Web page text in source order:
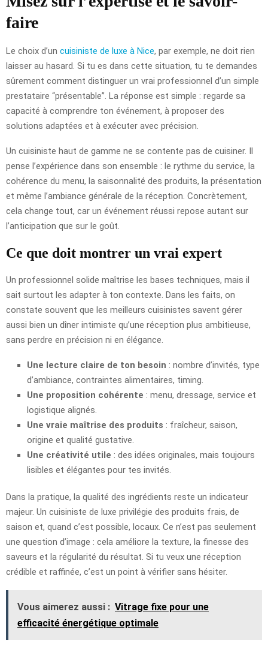
faire
Le choix d’un cuisiniste de luxe à Nice, par exemple, ne doit rien
laisser au hasard. Si tu es dans cette situation, tu te demandes
sûrement comment distinguer un vrai professionnel d’un simple
prestataire “présentable”. La réponse est simple : regarde sa
capacité à comprendre ton événement, à proposer des
solutions adaptées et à exécuter avec précision.
Un cuisiniste haut de gamme ne se contente pas de cuisiner. Il
pense l’expérience dans son ensemble : le rythme du service, la
cohérence du menu, la saisonnalité des produits, la présentation
et même l’ambiance générale de la réception. Concrètement,
cela change tout, car un événement réussi repose autant sur
l’anticipation que sur le goût.
Ce que doit montrer un vrai expert
Un professionnel solide maîtrise les bases techniques, mais il
sait surtout les adapter à ton contexte. Dans les faits, on
constate souvent que les meilleurs cuisinistes savent gérer
aussi bien un dîner intimiste qu’une réception plus ambitieuse,
sans perdre en précision ni en élégance.
Une lecture claire de ton besoin : nombre d’invités, type
d’ambiance, contraintes alimentaires, timing.
Une proposition cohérente : menu, dressage, service et
logistique alignés.
Une vraie maîtrise des produits : fraîcheur, saison,
origine et qualité gustative.
Une créativité utile : des idées originales, mais toujours
lisibles et élégantes pour tes invités.
Dans la pratique, la qualité des ingrédients reste un indicateur
majeur. Un cuisiniste de luxe privilégie des produits frais, de
saison et, quand c’est possible, locaux. Ce n’est pas seulement
une question d’image : cela améliore la texture, la finesse des
saveurs et la régularité du résultat. Si tu veux une réception
crédible et raffinée, c’est un point à vérifier sans hésiter.
Vous aimerez aussi : Vitrage fixe pour une
efficacité énergétique optimale